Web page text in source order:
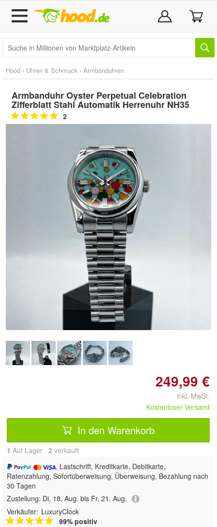
Hood › Uhren & Schmuck › Armbanduhren
Armbanduhr Oyster Perpetual Celebration
Zifferblatt Stahl Automatik Herrenuhr NH35
2
Doppelt antippen zum
vergrößern
249,99 €
inkl. MwSt.
Kostenloser Versand
In den Warenkorb
1 Auf Lager 2 verkauft
, Lastschrift, Kreditkarte, Debitkarte,
Ratenzahlung, Sofortüberweisung, Überweisung, Bezahlung nach
30 Tagen
Zustellung: Di, 18. Aug. bis Fr, 21. Aug.
Verkäufer: LuxuryClock
99% positiv